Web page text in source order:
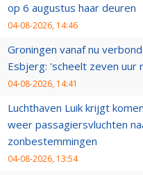
op 6 augustus haar deuren
04-08-2026, 14:46
Groningen vanaf nu
Esbjerg: 'scheelt zeven uur
04-08-2026, 14:41
Luchthaven Luik krijgt
weer passagiersvluchten
zonbestemmingen
04-08-2026, 13:54